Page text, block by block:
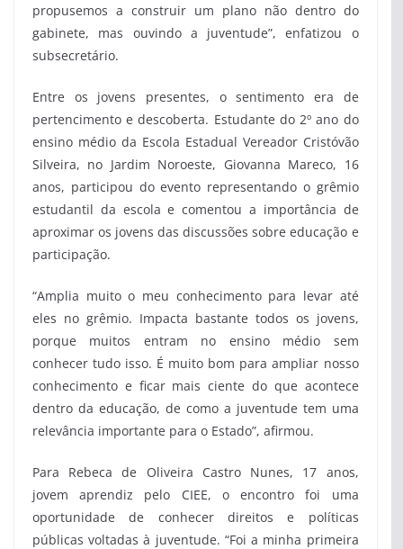
propusemos a construir um plano não dentro do
gabinete, mas ouvindo a juventude”, enfatizou o
subsecretário.
Entre os jovens presentes, o sentimento era de
pertencimento e descoberta. Estudante do 2º ano do
ensino médio da Escola Estadual Vereador Cristóvão
Silveira, no Jardim Noroeste, Giovanna Mareco, 16
anos, participou do evento representando o grêmio
estudantil da escola e comentou a importância de
aproximar os jovens das discussões sobre educação e
participação.
“Amplia muito o meu conhecimento para levar até
eles no grêmio. Impacta bastante todos os jovens,
porque muitos entram no ensino médio sem
conhecer tudo isso. É muito bom para ampliar nosso
conhecimento e ficar mais ciente do que acontece
dentro da educação, de como a juventude tem uma
relevância importante para o Estado”, afirmou.
Para Rebeca de Oliveira Castro Nunes, 17 anos,
jovem aprendiz pelo CIEE, o encontro foi uma
oportunidade de conhecer direitos e políticas
públicas voltadas à juventude. “Foi a minha primeira